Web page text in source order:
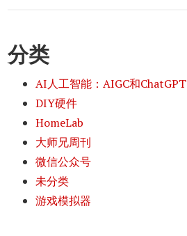
分类
AI人工智能：AIGC和ChatGPT
DIY硬件
HomeLab
大师兄周刊
微信公众号
未分类
游戏模拟器